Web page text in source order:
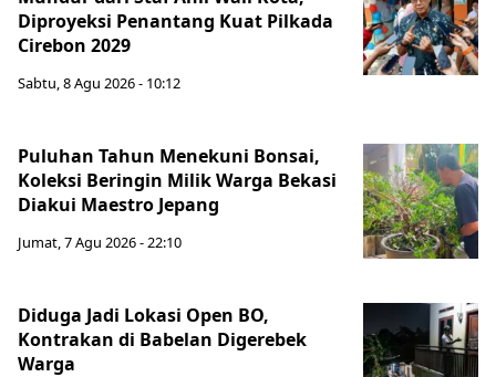
Diproyeksi Penantang Kuat Pilkada
Cirebon 2029
Sabtu, 8 Agu 2026 - 10:12
Puluhan Tahun Menekuni Bonsai,
Koleksi Beringin Milik Warga Bekasi
Diakui Maestro Jepang
Jumat, 7 Agu 2026 - 22:10
Diduga Jadi Lokasi Open BO,
Kontrakan di Babelan Digerebek
Warga